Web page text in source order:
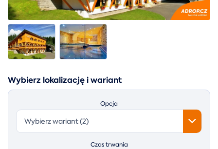
Wybierz lokalizację i wariant
Opcja
Wybierz wariant (2)
Czas trwania